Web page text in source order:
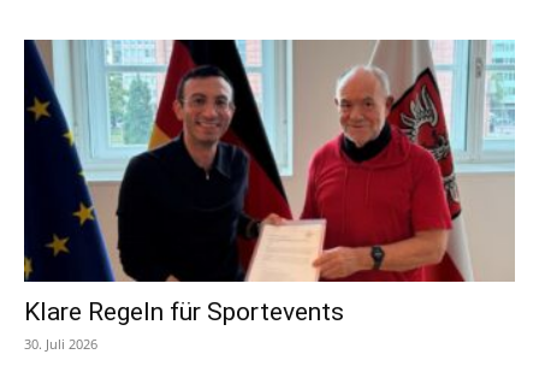
Klare Regeln für Sportevents
30. Juli 2026